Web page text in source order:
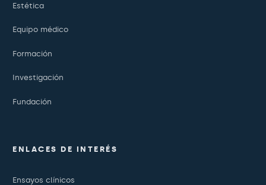
Estética
Equipo médico
Formación
Investigación
Fundación
ENLACES DE INTERÉS
Ensayos clínicos